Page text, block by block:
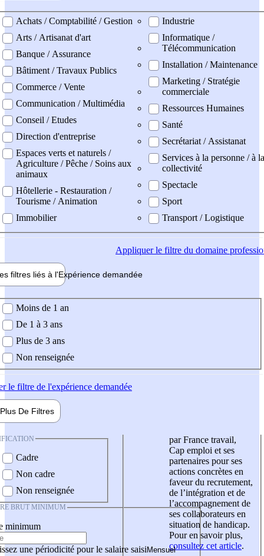
professionel
Achats / Comptabilité / Gestion
Arts / Artisanat d'art
Banque / Assurance
Bâtiment / Travaux Publics
Commerce / Vente
Communication / Multimédia
Conseil / Etudes
Direction d'entreprise
Espaces verts et naturels /
Agriculture / Pêche / Soins aux
animaux
Hôtellerie - Restauration /
Tourisme / Animation
Immobilier
Industrie
Informatique /
Télécommunication
Installation / Maintenance
Marketing / Stratégie
commerciale
Ressources Humaines
Santé
Secrétariat / Assistanat
Services à la personne / à la
collectivité
Spectacle
Sport
Transport / Logistique
Appliquerle filtre du domaine
filtres liés à l'Expérience demandée
demandée
Moins de 1 an
De 1 à 3 ans
Plus de 3 ans
Non renseignée
le filtre de l'expérience demandée
Plus De Filtres
Cadre
Non cadre
Non renseignée
BRUT MINIMUM
minimum
une périodicité pour le salaire saisi
par France travail,
Cap emploi et ses
partenaires pour ses
actions concrètes en
faveur du recrutement,
de l’intégration et de
l’accompagnement de
ses collaborateurs en
situation de handicap.
Pour en savoir plus,
consultez cet article.